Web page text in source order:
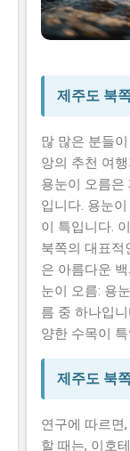
제주도 북
많 많은 분들
앙의 추천 여
용눈이 오름은
입니다. 용눈
이 특입니다.
북쪽의 대표적
은 아름다운
눈이 오름: 용
름 중 하나입
양한 수목이
제주도 북
연구에 따르면
할 때는, 이호